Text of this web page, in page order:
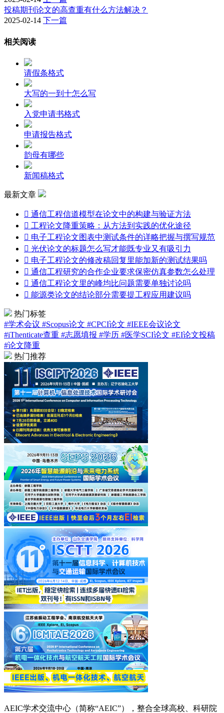
投稿期刊论文的高查重有什么方法解决？
2025-02-14 下一篇
相关阅读
请假条格式
大写的一到十怎么写
入党申请书格式
申请报告格式
韵母有哪些
新闻稿格式
最新文章
 通信工程信道模型在论文中的构建与验证方法
 工程论文降重策略：从方法到实践的优化途径
 电子工程论文图表中测试条件的详略把握与撰写规范
 光伏论文的标题怎么写才能既专业又有吸引力
 电子工程论文的修改稿回复里能加新的测试结果吗
 通信工程研究的合作企业要求保密仿真参数怎么处理
 通信工程论文里的峰均比问题需要单独讨论吗
 能源类论文的结论部分需要提工程应用建议吗
热门标签
#学术会议 #Scopus论文 #CPCI论文 #IEEE会议论文
#iThenticate查重 #志愿填报 #学历 #医学SCI论文 #EI论文投稿
#论文降重
热门推荐
AEIC学术交流中心（简称“AEIC”），整合全球高校、科研院